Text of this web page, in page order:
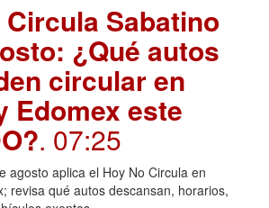
Circula Sabatino
¿Qué autos
circular en
Edomex este
. 07:25
agosto aplica el Hoy No Circula en
revisa qué autos descansan, horarios,